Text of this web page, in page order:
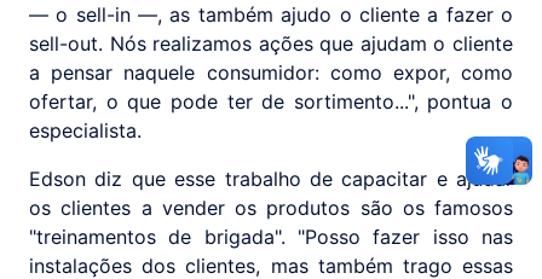
— o sell-in —, as também ajudo o cliente a fazer o
sell-out. Nós realizamos ações que ajudam o cliente
a pensar naquele consumidor: como expor, como
ofertar, o que pode ter de sortimento...", pontua o
especialista.
Edson diz que esse trabalho de capacitar e ajudar
os clientes a vender os produtos são os famosos
"treinamentos de brigada". "Posso fazer isso nas
instalações dos clientes, mas também trago essas